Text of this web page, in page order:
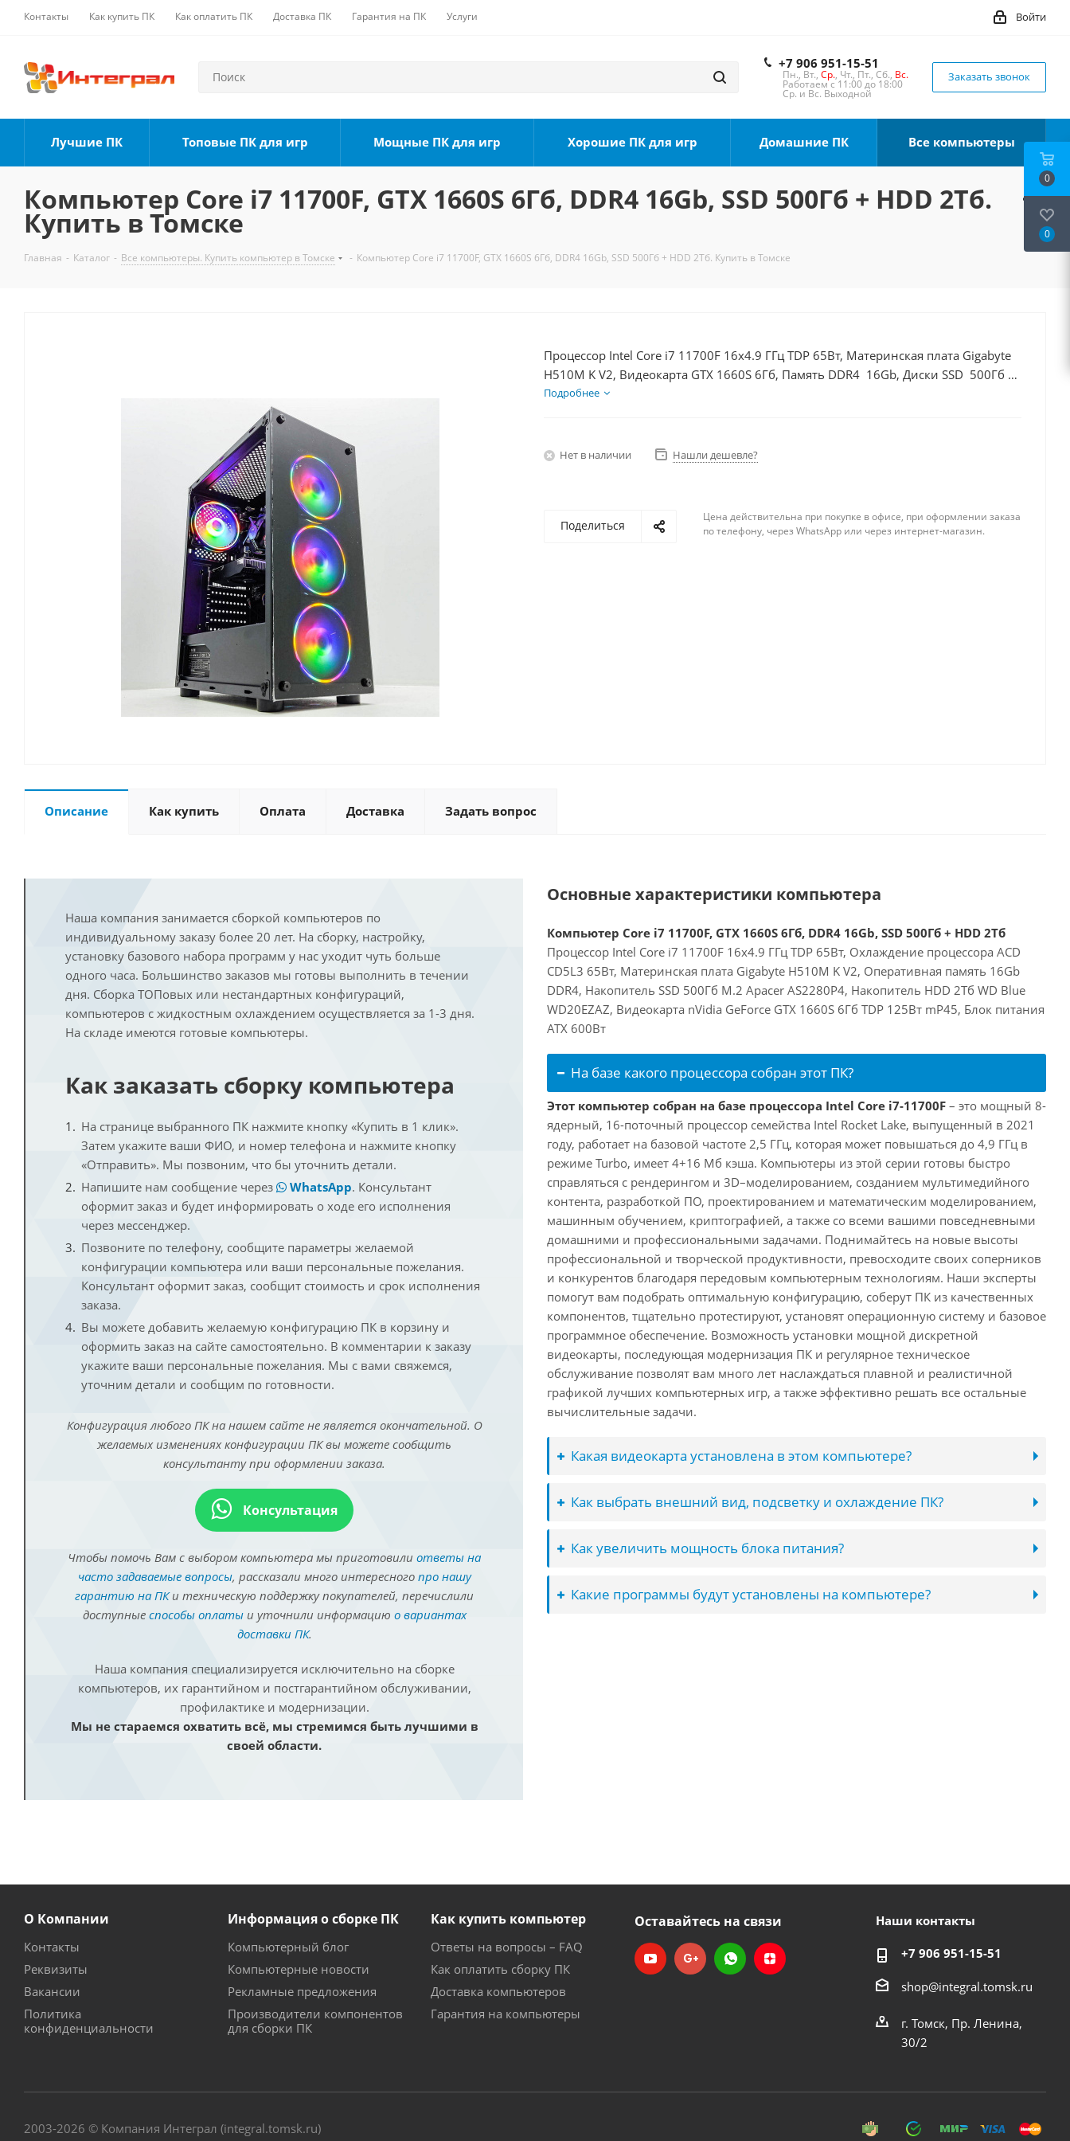
Контакты Как купить ПК Как оплатить ПК Доставка ПК Гарантия на ПК Услуги Войти
+7 906 951-15-51
Пн., Вт., Ср., Чт., Пт., Сб., Вс.
Работаем с 11:00 до 18:00
Ср. и Вс. Выходной
Заказать звонок
Лучшие ПК Топовые ПК для игр Мощные ПК для игр Хорошие ПК для игр Домашние ПК Все компьютеры
Компьютер Core i7 11700F, GTX 1660S 6Гб, DDR4 16Gb, SSD 500Гб + HDD 2Тб.
Купить в Томске
Главная - Каталог - Все компьютеры. Купить компьютер в Томске - Компьютер Core i7 11700F, GTX 1660S 6Гб, DDR4 16Gb, SSD 500Гб + HDD 2Тб. Купить в Томске
Процессор Intel Core i7 11700F 16x4.9 ГГц TDP 65Вт, Материнская плата Gigabyte
H510M K V2, Видеокарта GTX 1660S 6Гб, Память DDR4 16Gb, Диски SSD 500Гб +
HDD 2Тб, БП 600Вт
Подробнее
Нет в наличии Нашли дешевле?
Поделиться
Цена действительна при покупке в офисе, при оформлении заказа
по телефону, через WhatsApp или через интернет-магазин.
Описание Как купить Оплата Доставка Задать вопрос
Наша компания занимается сборкой компьютеров по
индивидуальному заказу более 20 лет. На сборку, настройку,
установку базового набора программ у нас уходит чуть больше
одного часа. Большинство заказов мы готовы выполнить в течении
дня. Сборка ТОПовых или нестандартных конфигураций,
компьютеров с жидкостным охлаждением осуществляется за 1-3 дня.
На складе имеются готовые компьютеры.
Как заказать сборку компьютера
На странице выбранного ПК нажмите кнопку «Купить в 1 клик».
Затем укажите ваши ФИО, и номер телефона и нажмите кнопку
«Отправить». Мы позвоним, что бы уточнить детали.
Напишите нам сообщение через
WhatsApp. Консультант
оформит заказ и будет информировать о ходе его исполнения
через мессенджер.
Позвоните по телефону, сообщите параметры желаемой
конфигурации компьютера или ваши персональные пожелания.
Консультант оформит заказ, сообщит стоимость и срок исполнения
заказа.
Вы можете добавить желаемую конфигурацию ПК в корзину и
оформить заказ на сайте самостоятельно. В комментарии к заказу
укажите ваши персональные пожелания. Мы с вами свяжемся,
уточним детали и сообщим по готовности.
Конфигурация любого ПК на нашем сайте не является окончательной. О
желаемых изменениях конфигурации ПК вы можете сообщить
консультанту при оформлении заказа.
Консультация
Чтобы помочь Вам с выбором компьютера мы приготовили ответы на
часто задаваемые вопросы, рассказали много интересного про нашу
гарантию на ПКи техническую поддержку покупателей, перечислили
доступные способы оплатыи уточнили информацию о вариантах
доставки ПК.
Наша компания специализируется исключительно на сборке
компьютеров, их гарантийном и постгарантийном обслуживании,
профилактике и модернизации.
Мы не стараемся охватить всё, мы стремимся быть лучшими в
своей области.
Основные характеристики компьютера
Компьютер Core i7 11700F, GTX 1660S 6Гб, DDR4 16Gb, SSD 500Гб + HDD 2Тб
Процессор Intel Core i7 11700F 16x4.9 ГГц TDP 65Вт, Охлаждение процессора ACD
CD5L3 65Вт, Материнская плата Gigabyte H510M K V2, Оперативная память 16Gb
DDR4, Накопитель SSD 500Гб M.2 Apacer AS2280P4, Накопитель HDD 2Тб WD Blue
WD20EZAZ, Видеокарта nVidia GeForce GTX 1660S 6Гб TDP 125Вт mP45, Блок питания
ATX 600Вт
На базе какого процессора собран этот ПК?
Этот компьютер собран на базе процессора Intel Core i7-11700F – это мощный 8-
ядерный, 16-поточный процессор семейства Intel Rocket Lake, выпущенный в 2021
году, работает на базовой частоте 2,5 ГГц, которая может повышаться до 4,9 ГГц в
режиме Turbo, имеет 4+16 Мб кэша. Компьютеры из этой серии готовы быстро
справляться с рендерингом и 3D–моделированием, созданием мультимедийного
контента, разработкой ПО, проектированием и математическим моделированием,
машинным обучением, криптографией, а также со всеми вашими повседневными
домашними и профессиональными задачами. Поднимайтесь на новые высоты
профессиональной и творческой продуктивности, превосходите своих соперников
и конкурентов благодаря передовым компьютерным технологиям. Наши эксперты
помогут вам подобрать оптимальную конфигурацию, соберут ПК из качественных
компонентов, тщательно протестируют, установят операционную систему и базовое
программное обеспечение. Возможность установки мощной дискретной
видеокарты, последующая модернизация ПК и регулярное техническое
обслуживание позволят вам много лет наслаждаться плавной и реалистичной
графикой лучших компьютерных игр, а также эффективно решать все остальные
вычислительные задачи.
Какая видеокарта установлена в этом компьютере?
Как выбрать внешний вид, подсветку и охлаждение ПК?
Как увеличить мощность блока питания?
Какие программы будут установлены на компьютере?
О Компании
Контакты
Реквизиты
Вакансии
Политика
конфиденциальности
Информация о сборке ПК
Компьютерный блог
Компьютерные новости
Рекламные предложения
Производители компонентов
для сборки ПК
Как купить компьютер
Ответы на вопросы – FAQ
Как оплатить сборку ПК
Доставка компьютеров
Гарантия на компьютеры
Оставайтесь на связи Наши контакты
+7 906 951-15-51
shop@integral.tomsk.ru
г. Томск, Пр. Ленина,
30/2
2003-2026 © Компания Интеграл (integral.tomsk.ru)
0
0